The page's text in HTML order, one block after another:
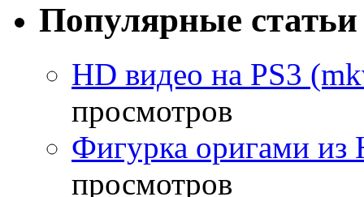
Популярные статьи
HD видео на PS3
просмотров
Фигурка оригами из
просмотров